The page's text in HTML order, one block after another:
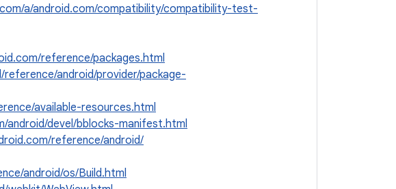
a/android.com/compatibility/compatibility-test-
reference/packages.html
android/provider/package-
available-resources.html
android/devel/bblocks-manifest.html
reference/android/
android/os/Build.html